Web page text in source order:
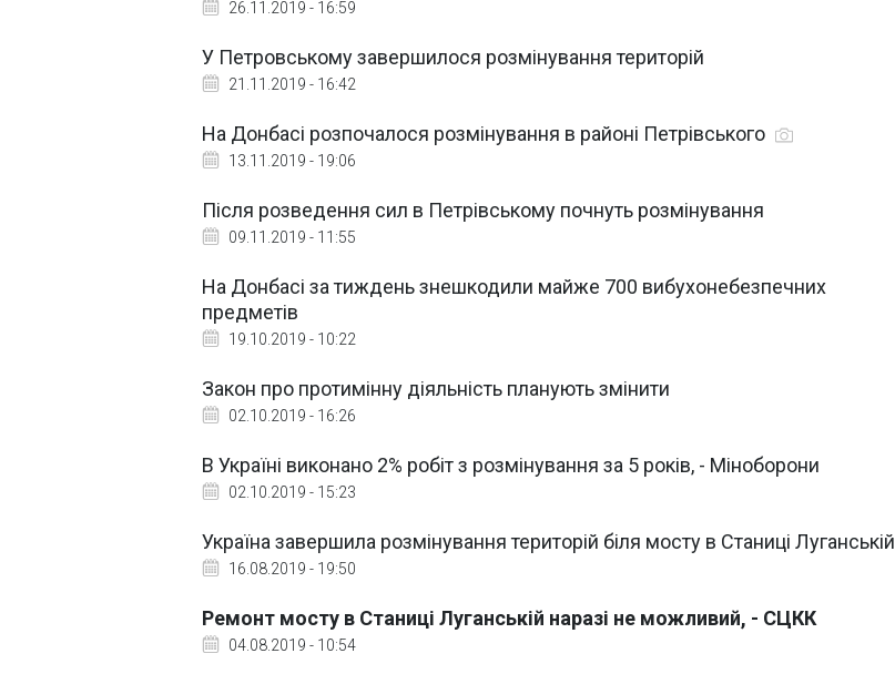
26.11.2019 - 16:59
У Петровському завершилося розмінування територій
21.11.2019 - 16:42
На Донбасі розпочалося розмінування в районі Петрівського
13.11.2019 - 19:06
Після розведення сил в Петрівському почнуть розмінування
09.11.2019 - 11:55
На Донбасі за тиждень знешкодили майже 700 вибухонебезпечних
предметів
19.10.2019 - 10:22
Закон про протимінну діяльність планують змінити
02.10.2019 - 16:26
В Україні виконано 2% робіт з розмінування за 5 років, - Міноборони
02.10.2019 - 15:23
Україна завершила розмінування територій біля мосту в Станиці Луганській
16.08.2019 - 19:50
Ремонт мосту в Станиці Луганській наразі не можливий, - СЦКК
04.08.2019 - 10:54